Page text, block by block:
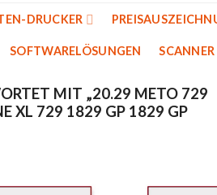
DRUCKER
SOFTWARELÖSUNGEN SCANNER
MIT „20.29 METO 729
XL 729 1829 GP 1829 GP